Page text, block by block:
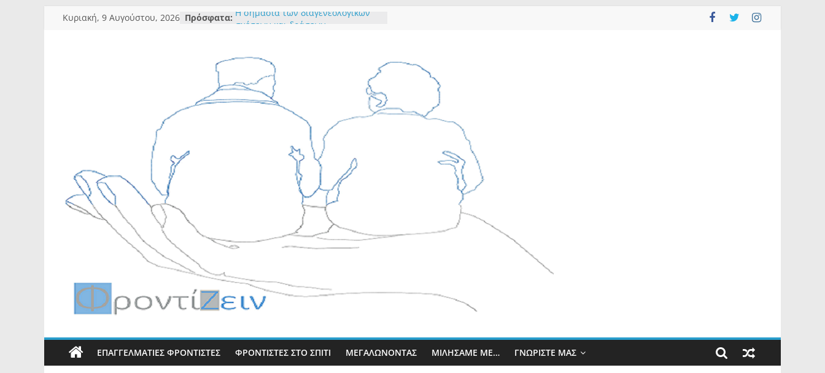
Κυριακή, 9 Αυγούστου, 2026 Πρόσφατα: Η σημασία των διαγενεολογικών
την συζήτηση;
Ποιες είναι οι ενδείξεις ότι ένας
μεγαλύτερος ενήλικας χρειάζεται
βοήθεια;
Η ευημερία του προσωπικού:
Πρόβλεψη αρνητικών
Επανεφ-ευρίσκοντας τον εαυτό
μέσα από τη μουσική
ΕΠΑΓΓΕΛΜΑΤΊΕΣ ΦΡΟΝΤΙΣΤΈΣ ΦΡΟΝΤΙΣΤΈΣ ΣΤΟ ΣΠΊΤΙ ΜΕΓΑΛΏΝΟΝΤΑΣ ΜΙΛΉΣΑΜΕ ΜΕ… ΓΝΩΡΊΣΤΕ ΜΑΣ